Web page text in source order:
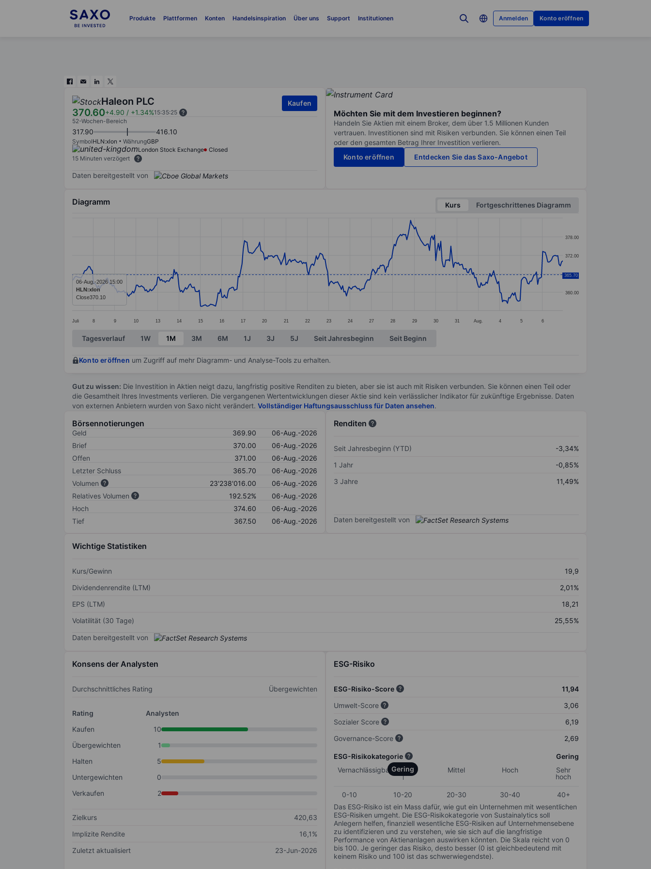
Produkte Plattformen Konten Handelsinspiration Über uns Support Institutionen Anmelden Konto eröffnen
Haleon PLC
370.60+4.90 / +1.34%15:35:25
Kaufen
52-Wochen-Bereich
317.90 416.10
SymbolHLN:xlon WährungGBP
London Stock Exchange
Closed
15 Minuten verzögert
Daten bereitgestellt von
Möchten Sie mit dem Investieren beginnen?
Handeln Sie Aktien mit einem Broker, dem über 1.5 Millionen Kunden
vertrauen. Investitionen sind mit Risiken verbunden. Sie können einen Teil
oder den gesamten Betrag Ihrer Investition verlieren.
Konto eröffnen
Entdecken Sie das Saxo-Angebot
Diagramm Kurs
Fortgeschrittenes Diagramm
The chart has 1 Y axis displaying values. Data ranges from 355.3 to 383.3.
Juli 8 9 10 13 14 15 16 17 20 21 22 23 24 27 28 29 30 31 Aug. 4 5 6
360.00
366.00
372.00
378.00
365.70
06-Aug.-2026 15:00
HLN:xlon
Close370.10
End of interactive chart.
Tagesverlauf 1W 1M 3M 6M 1J 3J 5J Seit Jahresbeginn Seit Beginn
Konto eröffnen um Zugriff auf mehr Diagramm- und Analyse-Tools zu erhalten.
Gut zu wissen: Die Investition in Aktien neigt dazu, langfristig positive Renditen zu bieten, aber sie ist auch mit Risiken verbunden. Sie können einen Teil oder
die Gesamtheit Ihres Investments verlieren. Die vergangenen Wertentwicklungen dieser Aktie sind kein verlässlicher Indikator für zukünftige Ergebnisse. Daten
von externen Anbietern wurden von Saxo nicht verändert. Vollständiger Haftungsausschluss für Daten ansehen.
Börsennotierungen
Geld 369.90
06-Aug.-2026
Brief
370.00
06-Aug.-2026
Offen
371.00
06-Aug.-2026
Letzter Schluss
365.70
06-Aug.-2026
Volumen
23'238'016.00
06-Aug.-2026
Relatives Volumen
192.52%
06-Aug.-2026
Hoch
374.60
06-Aug.-2026
Tief
367.50 06-Aug.-2026
Renditen
Seit Jahresbeginn (YTD)
-3,34%
1 Jahr
-0,85%
3 Jahre
11,49%
Daten bereitgestellt von
Wichtige Statistiken
Kurs/Gewinn
19,9
Dividendenrendite (LTM)
2,01%
EPS (LTM)
18,21
Volatilität (30 Tage)
25,55%
Daten bereitgestellt von
Konsens der Analysten
Durchschnittliches Rating Übergewichten
Rating
Analysten
Kaufen
10
Übergewichten
1
Halten
5
Untergewichten
0
Verkaufen
2
Zielkurs
420,63
Implizite Rendite
16,1%
Zuletzt aktualisiert
23-Jun-2026
ESG-Risiko
ESG-Risiko-Score
11,94
Umwelt-Score
3,06
Sozialer Score
6,19
Governance-Score
2,69
ESG-Risikokategorie
Gering
VernachlässigbarGering Mittel Hoch
Sehr
hoch
0-10 10-20 20-30 30-40
40+
Das ESG-Risiko ist ein Mass dafür, wie gut ein Unternehmen mit wesentlichen
ESG-Risiken umgeht. Die ESG-Risikokategorie von Sustainalytics soll
Anlegern helfen, finanziell wesentliche ESG-Risiken auf Unternehmensebene
zu identifizieren und zu verstehen, wie sie sich auf die langfristige
Performance von Aktienanlagen auswirken könnten. Die Skala reicht von 0
bis 100. Je geringer das Risiko, desto besser (0 ist gleichbedeutend mit
keinem Risiko und 100 ist das schwerwiegendste).